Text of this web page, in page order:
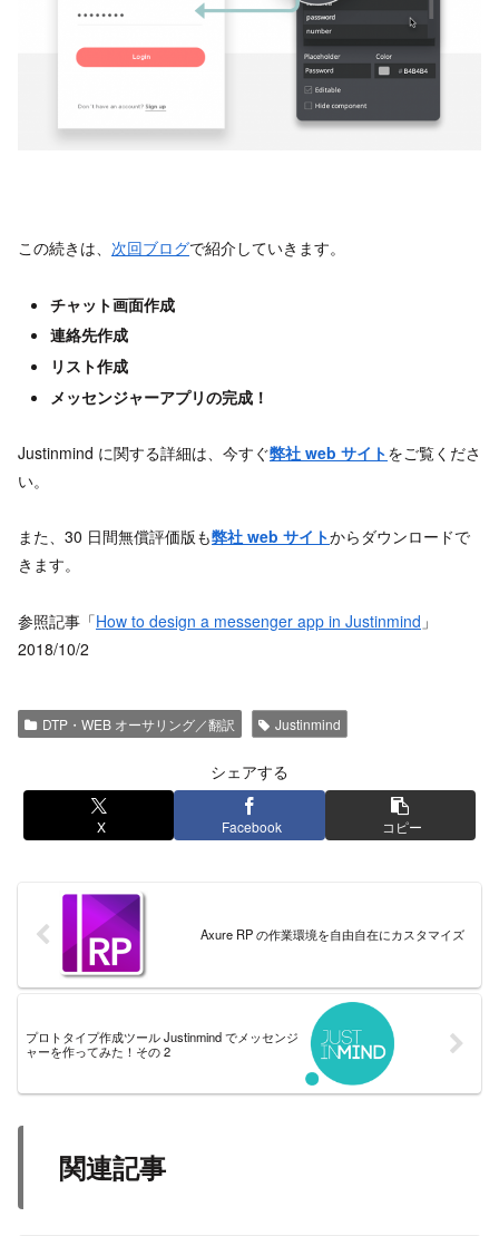
この続きは、 次回ブログで紹介していきます。
チャット画面作成
連絡先作成
リスト作成
メッセンジャーアプリの完成！
Justinmind に関する詳細は、今すぐ弊社 web サイトをご覧くださ
い。
また、30 日間無償評価版も弊社 web サイトからダウンロードで
きます。
参照記事「How to design a messenger app in Justinmind 」
2018/10/2
DTP・WEB オーサリング／翻訳 Justinmind
シェアする
X Facebook コピー
Axure RP の作業環境を自由自在にカスタマイズ
プロトタイプ作成ツール Justinmind でメッセンジ
ャーを作ってみた！その 2
関連記事